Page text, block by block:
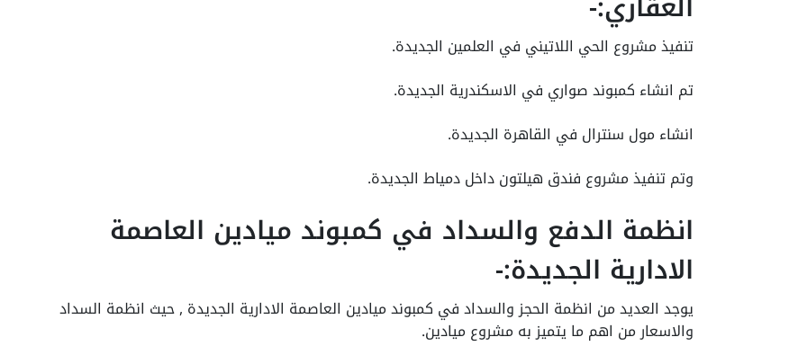
تنفيذ مشروع الحي اللاتيني في العلمين الجديدة.
تم انشاء كمبوند صواري في الاسكندرية الجديدة.
انشاء مول سنترال في القاهرة الجديدة.
وتم تنفيذ مشروع فندق هيلتون داخل دمياط الجديدة.
انظمة الدفع والسداد في كمبوند ميادين العاصمة
الادارية الجديدة:-
يوجد العديد من انظمة الحجز والسداد في كمبوند ميادين العاصمة الادارية الجديدة , حيث انظمة السداد
والاسعار من اهم ما يتميز به مشروع ميادين.